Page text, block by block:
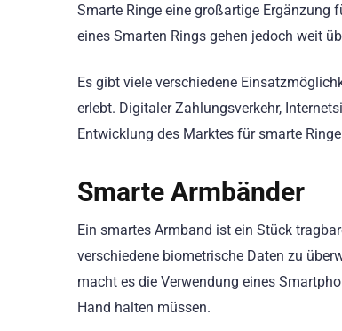
Smarte Ringe eine großartige Ergänzung
eines Smarten Rings gehen jedoch weit
Es gibt viele verschiedene
erlebt. Digitaler Zahlungsverkehr,
Entwicklung des Marktes für smarte
Smarte Armbänder
Ein smartes Armband ist ein Stück
verschiedene biometrische Daten zu
macht es die Verwendung eines
Hand halten müssen.